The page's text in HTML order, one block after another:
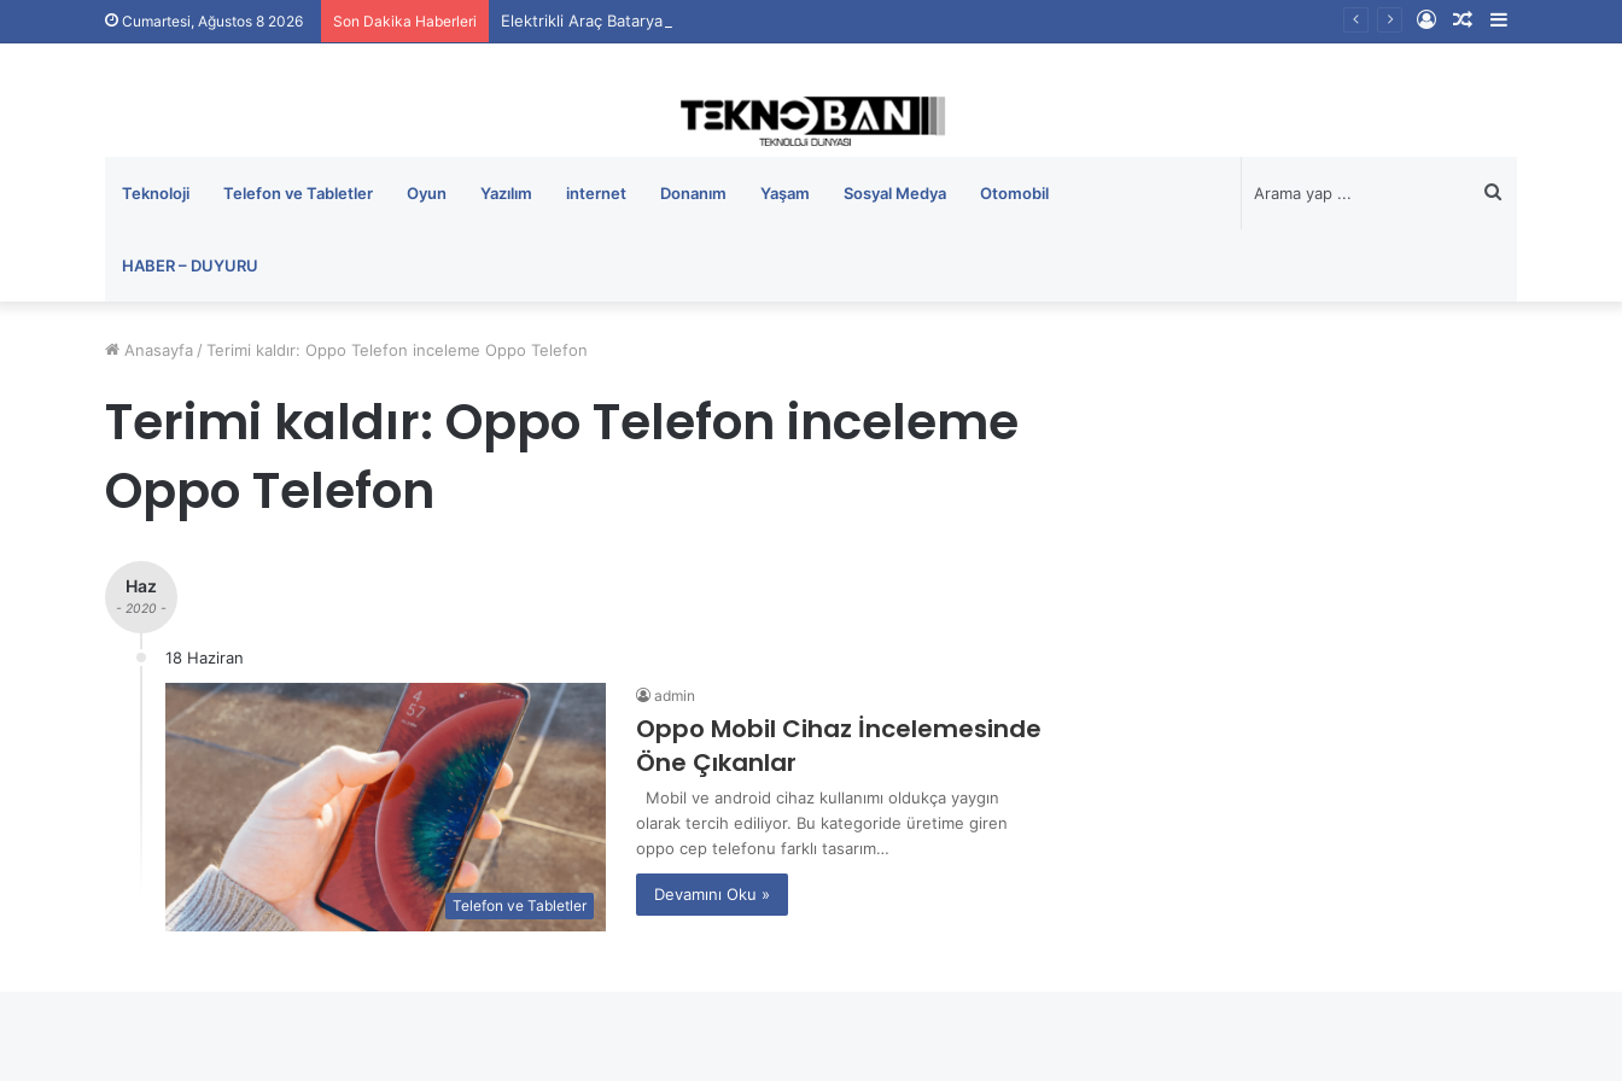
Cumartesi, Ağustos 8 2026 Son Dakika Haberleri Elektrikli Araç Bataryalarının Ömrü Nasıl Uzatılır?
Kenar
Rastgele
Kayıt
Teknoloji Telefon ve Tabletler Oyun Yazılım internet Donanım Yaşam Sosyal Medya Otomobil
HABER – DUYURU
Anasayfa / Terimi kaldır: Oppo Telefon inceleme Oppo Telefon
Terimi kaldır: Oppo Telefon inceleme
Oppo Telefon
Haz
- 2020 -
18 Haziran
Telefon ve Tabletler
admin
Oppo Mobil Cihaz İncelemesinde
Öne Çıkanlar
Mobil ve android cihaz kullanımı oldukça yaygın
olarak tercih ediliyor. Bu kategoride üretime giren
oppo cep telefonu farklı tasarım…
Devamını Oku »